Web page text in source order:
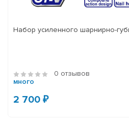
Набор усиленного шарнирно-
0 отзывов
много
2 700 ₽